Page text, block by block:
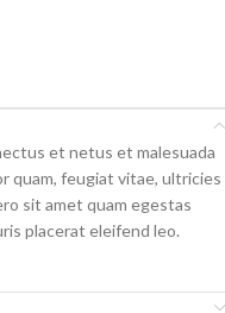
et netus et malesuada
quam, feugiat vitae, ultricies
sit amet quam egestas
placerat eleifend leo.